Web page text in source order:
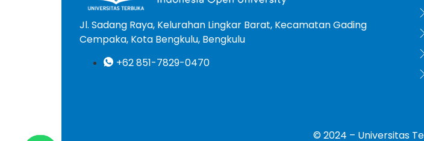
Jl. Sadang Raya, Kelurahan Lingkar Barat, Kecamatan Gading
Cempaka, Kota Bengkulu, Bengkulu
+62 851-7829-0470
© 2024 – Universitas